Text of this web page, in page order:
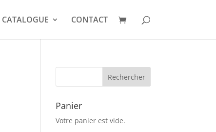
CATALOGUE CONTACT
Panier
Votre panier est vide.